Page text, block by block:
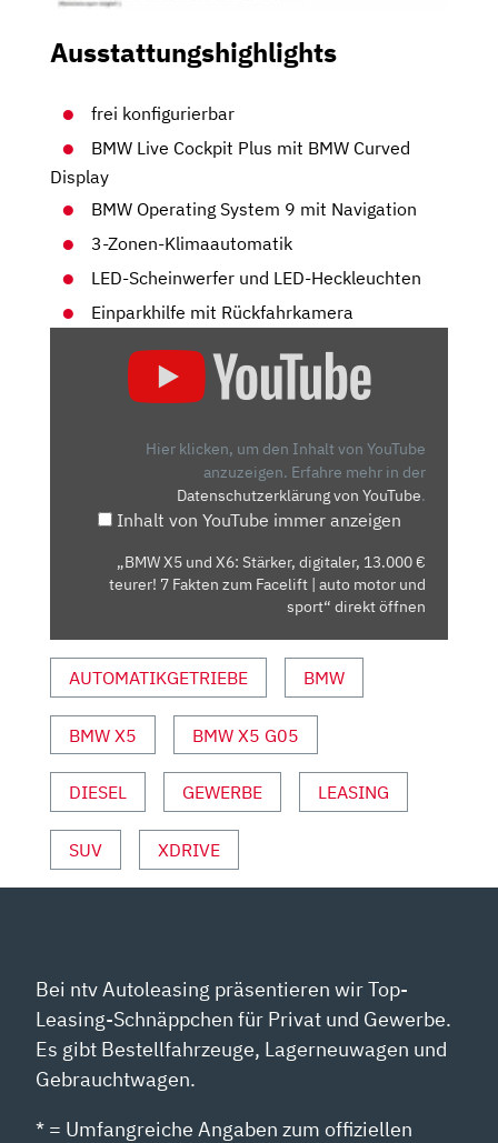
Ausstattungshighlights
frei konfigurierbar
BMW Live Cockpit Plus mit BMW Curved
Display
BMW Operating System 9 mit Navigation
3-Zonen-Klimaautomatik
LED-Scheinwerfer und LED-Heckleuchten
Einparkhilfe mit Rückfahrkamera
FACELIFT
AUTO
MOTOR
SPORT“
VON
YOUTUBE
ANZEIGEN
Hier klicken, um den Inhalt von YouTube
anzuzeigen. Erfahre mehr in der
Datenschutzerklärung von YouTube.
Inhalt von YouTube immer anzeigen
„BMW X5 und X6: Stärker, digitaler, 13.000 €
teurer! 7 Fakten zum Facelift | auto motor und
sport“ direkt öffnen
AUTOMATIKGETRIEBE BMW
BMW X5 BMW X5 G05
DIESEL GEWERBE LEASING
SUV XDRIVE
Bei ntv Autoleasing präsentieren wir Top-
Leasing-Schnäppchen für Privat und Gewerbe.
Es gibt Bestellfahrzeuge, Lagerneuwagen und
Gebrauchtwagen.
* = Umfangreiche Angaben zum offiziellen